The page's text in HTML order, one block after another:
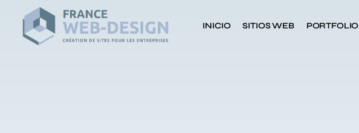
INICIO SITIOS WEB PORTFOLIO